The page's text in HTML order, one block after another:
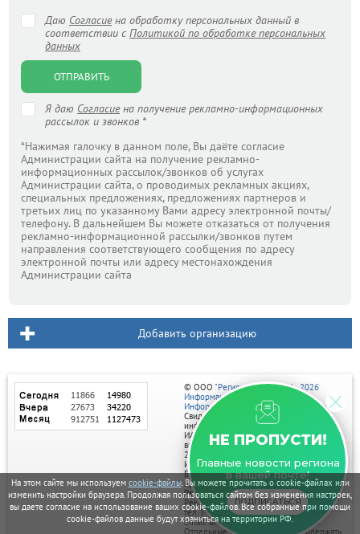
На этом сайте мы используем cookie-файлы. Вы можете прочитать о cookie-файлах или
изменить настройки браузера. Продолжая пользоваться сайтом без изменения настроек,
вы даете согласие на использование ваших cookie-файлов. Все собранные при помощи
cookie-файлов данные будут храниться на территории РФ.
Даю Согласиена обработку персональных данный в
соответствии с Политикой по обработке персональных
данных
ОТПРАВИТЬ
Я даю Согласиена получение рекламно-информационных
рассылок и звонков *
*Нажимая галочку в данном поле, Вы даёте согласие
Администрации сайта на получение рекламно-
информационных рассылок/звонков об услугах
Администрации сайта, о проводимых рекламных акциях,
специальных предложениях, предложениях партнеров и
третьих лиц по указанному Вами адресу электронной почты/
телефону. В дальнейшем Вы можете отказаться от получения
рекламно-информационной рассылки/звонков путем
направления соответствующего сообщения по адресу
электронной почты или адресу местонахождения
Администрации сайта
Добавить организацию
НЕ ПРОПУСТИ!
Главные новости региона
в вашей почте!
ПОДПИСАТЬСЯ
© ООО "Регион центр" 2004 - 2026
Информационное наполнение:
Информационное агентство vRossii.ru
Свидетельство о регистрации СМИ
информационного агентства vRossii.ru
ИА № ФС 77‑35502
выдано РОСКОМНАДЗОРом 04 марта
2009г.
И. О. Главного редактора Нарыков А. Н.
Баннеры на портале размещаются на
правах рекламы.
Реклама на портале:
Рекламное агентство "Умный маркетинг"
тел. 7-910-267-70-40,
email: umnyy.marketing@yandex.ru
Отдельные публикации могут содержать